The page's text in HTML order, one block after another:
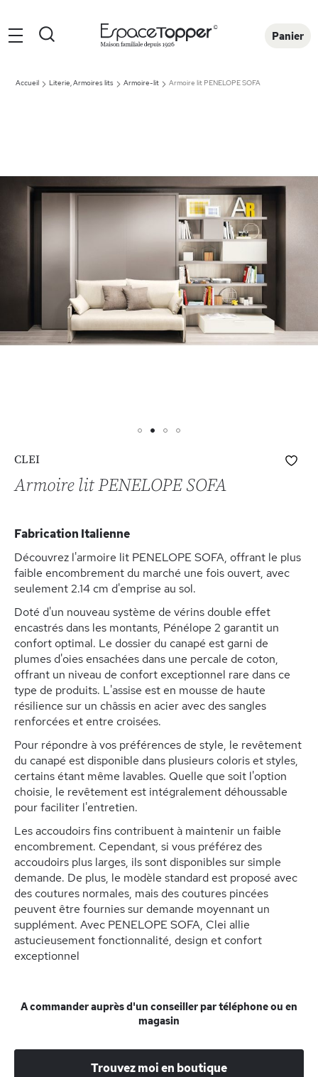
Panier
Rechercher
Accueil Literie, Armoires lits Armoire-lit Armoire lit PENELOPE SOFA
beginning
the
images
gallery
CLEI
Armoire lit PENELOPE SOFA
Fabrication Italienne
Découvrez l'armoire lit PENELOPE SOFA, offrant le plus
faible encombrement du marché une fois ouvert, avec
seulement 2.14 cm d'emprise au sol.
Doté d'un nouveau système de vérins double effet
encastrés dans les montants, Pénélope 2 garantit un
confort optimal. Le dossier du canapé est garni de
plumes d'oies ensachées dans une percale de coton,
offrant un niveau de confort exceptionnel rare dans ce
type de produits. L'assise est en mousse de haute
résilience sur un châssis en acier avec des sangles
renforcées et entre croisées.
Pour répondre à vos préférences de style, le revêtement
du canapé est disponible dans plusieurs coloris et styles,
certains étant même lavables. Quelle que soit l'option
choisie, le revêtement est intégralement déhoussable
pour faciliter l'entretien.
Les accoudoirs fins contribuent à maintenir un faible
encombrement. Cependant, si vous préférez des
accoudoirs plus larges, ils sont disponibles sur simple
demande. De plus, le modèle standard est proposé avec
des coutures normales, mais des coutures pincées
peuvent être fournies sur demande moyennant un
supplément. Avec PENELOPE SOFA, Clei allie
astucieusement fonctionnalité, design et confort
exceptionnel
A commander auprès d'un conseiller par téléphone ou en
magasin
Trouvez moi en boutique